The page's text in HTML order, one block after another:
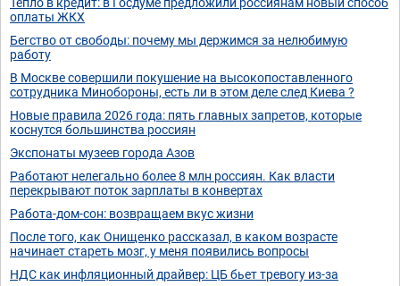
оплаты ЖКХ
Бегство от свободы: почему мы держимся за нелюбимую
работу
В Москве совершили покушение на высокопоставленного
сотрудника Минобороны, есть ли в этом деле след Киева ?
Новые правила 2026 года: пять главных запретов, которые
коснутся большинства россиян
Экспонаты музеев города Азов
Работают нелегально более 8 млн россиян. Как власти
перекрывают поток зарплаты в конвертах
Работа-дом-сон: возвращаем вкус жизни
После того, как Онищенко рассказал, в каком возрасте
начинает стареть мозг, у меня появились вопросы
НДС как инфляционный драйвер: ЦБ бьет тревогу из-за